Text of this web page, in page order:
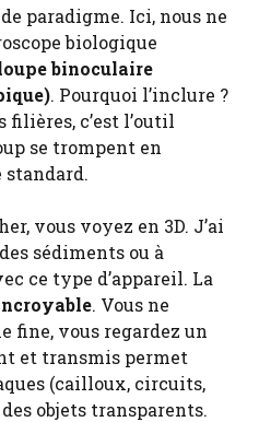
paradigme. Ici, nous ne
biologique
binoculaire
. Pourquoi l’inclure ?
filières, c’est l’outil
se trompent en
standard.
vous voyez en 3D. J’ai
sédiments ou à
ce type d’appareil. La
. Vous ne
fine, vous regardez un
et transmis permet
(cailloux, circuits,
objets transparents.